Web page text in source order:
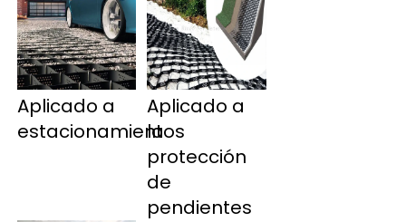
Aplicado a
Aplicado a
la
protección
de
pendientes